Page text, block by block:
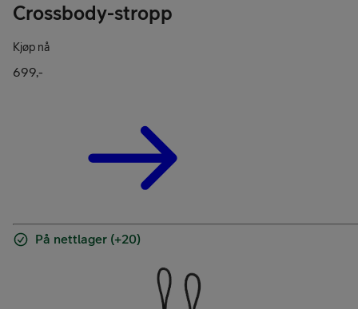
Crossbody-stropp
Kjøp nå
699,-
På nettlager (+20)